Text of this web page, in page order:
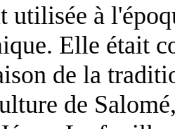
utilisée à
Elle était
de la
de